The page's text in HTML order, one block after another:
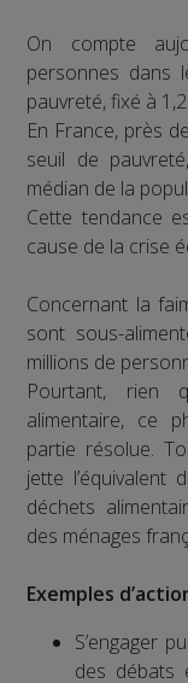
On compte
personnes dans
pauvreté, fixé à
En France, près
seuil de
médian de la
Cette tendance
cause de la crise
Concernant la
sont sous-
millions de
Pourtant, rien
alimentaire, ce
partie résolue.
jette l’équivalent
déchets
des ménages
Exemples
S’engager
des débats